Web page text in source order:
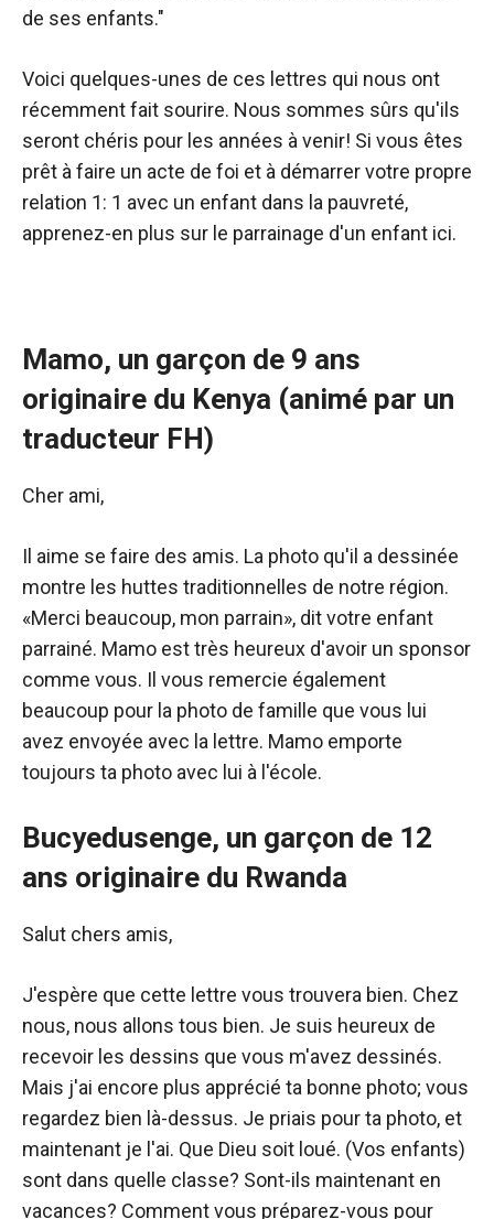
de ses enfants."
Voici quelques-unes de ces lettres qui nous ont
récemment fait sourire. Nous sommes sûrs qu'ils
seront chéris pour les années à venir! Si vous êtes
prêt à faire un acte de foi et à démarrer votre propre
relation 1: 1 avec un enfant dans la pauvreté,
apprenez-en plus sur le parrainage d'un enfant ici.
Mamo, un garçon de 9 ans
originaire du Kenya (animé par un
traducteur FH)
Cher ami,
Il aime se faire des amis. La photo qu'il a dessinée
montre les huttes traditionnelles de notre région.
«Merci beaucoup, mon parrain», dit votre enfant
parrainé. Mamo est très heureux d'avoir un sponsor
comme vous. Il vous remercie également
beaucoup pour la photo de famille que vous lui
avez envoyée avec la lettre. Mamo emporte
toujours ta photo avec lui à l'école.
Bucyedusenge, un garçon de 12
ans originaire du Rwanda
Salut chers amis,
J'espère que cette lettre vous trouvera bien. Chez
nous, nous allons tous bien. Je suis heureux de
recevoir les dessins que vous m'avez dessinés.
Mais j'ai encore plus apprécié ta bonne photo; vous
regardez bien là-dessus. Je priais pour ta photo, et
maintenant je l'ai. Que Dieu soit loué. (Vos enfants)
sont dans quelle classe? Sont-ils maintenant en
vacances? Comment vous préparez-vous pour